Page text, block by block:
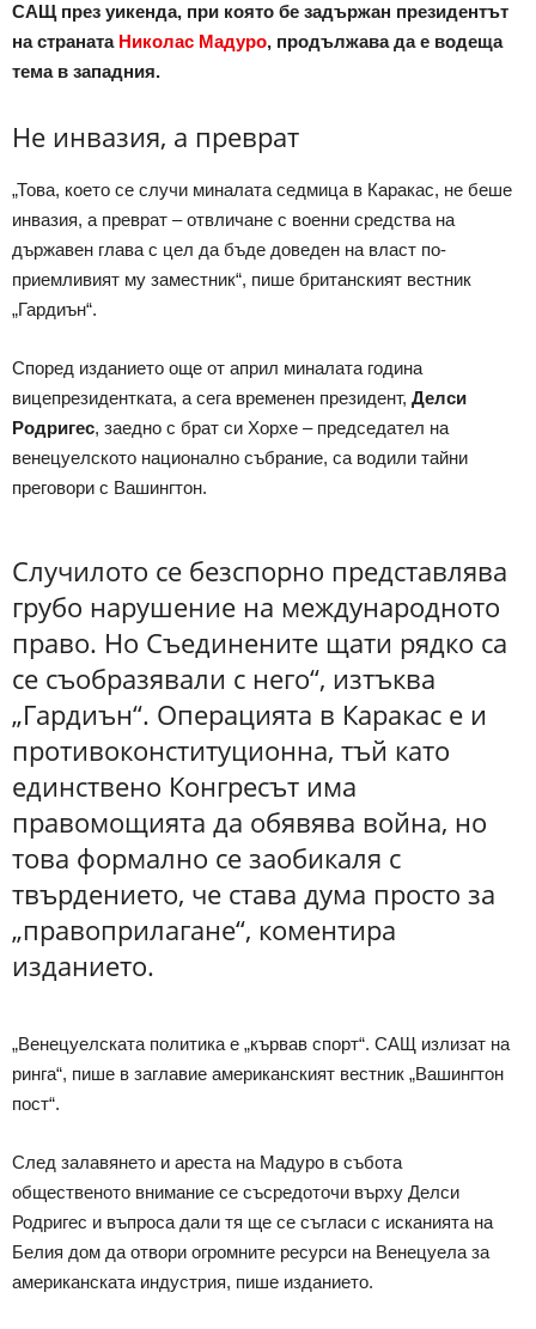
САЩ през уикенда, при която бе задържан президентът
на страната Николас Мадуро, продължава да е водеща
тема в западния.
Не инвазия, а преврат
„Това, което се случи миналата седмица в Каракас, не беше
инвазия, а преврат – отвличане с военни средства на
държавен глава с цел да бъде доведен на власт по-
приемливият му заместник“, пише британският вестник
„Гардиън“.
Според изданието още от април миналата година
вицепрезидентката, а сега временен президент, Делси
Родригес, заедно с брат си Хорхе – председател на
венецуелското национално събрание, са водили тайни
преговори с Вашингтон.
Случилото се безспорно представлява
грубо нарушение на международното
право. Но Съединените щати рядко са
се съобразявали с него“, изтъква
„Гардиън“. Операцията в Каракас е и
противоконституционна, тъй като
единствено Конгресът има
правомощията да обявява война, но
това формално се заобикаля с
твърдението, че става дума просто за
„правоприлагане“, коментира
изданието.
„Венецуелската политика е „кървав спорт“. САЩ излизат на
ринга“, пише в заглавие американският вестник „Вашингтон
пост“.
След залавянето и ареста на Мадуро в събота
общественото внимание се съсредоточи върху Делси
Родригес и въпроса дали тя ще се съгласи с исканията на
Белия дом да отвори огромните ресурси на Венецуела за
американската индустрия, пише изданието.